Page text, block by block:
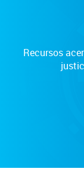
Recursos